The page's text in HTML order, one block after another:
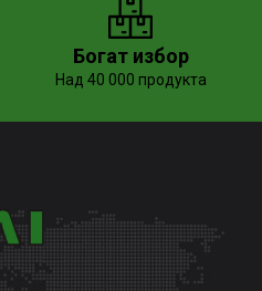
Богат избор
Над 40 000 продукта